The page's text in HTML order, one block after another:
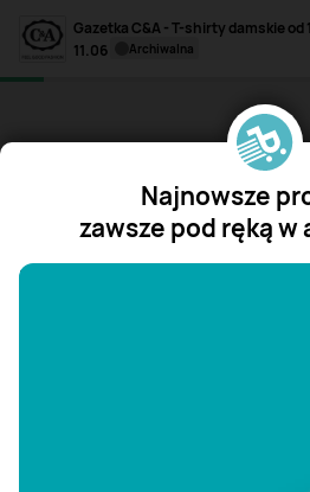
Gazetka C&A - T-shirty damskie od
11.06
archiwalna
Najnowsze
zawsze pod ręką w
"/>